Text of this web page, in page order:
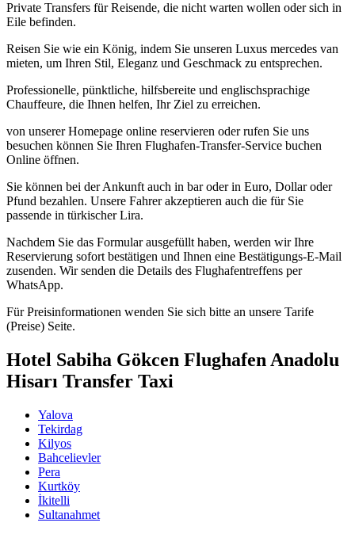
Private Transfers für Reisende, die nicht warten wollen oder sich in
Eile befinden.
Reisen Sie wie ein König, indem Sie unseren Luxus mercedes van
mieten, um Ihren Stil, Eleganz und Geschmack zu entsprechen.
Professionelle, pünktliche, hilfsbereite und englischsprachige
Chauffeure, die Ihnen helfen, Ihr Ziel zu erreichen.
von unserer Homepage online reservieren oder rufen Sie uns
besuchen können Sie Ihren Flughafen-Transfer-Service buchen
Online öffnen.
Sie können bei der Ankunft auch in bar oder in Euro, Dollar oder
Pfund bezahlen. Unsere Fahrer akzeptieren auch die für Sie
passende in türkischer Lira.
Nachdem Sie das Formular ausgefüllt haben, werden wir Ihre
Reservierung sofort bestätigen und Ihnen eine Bestätigungs-E-Mail
zusenden. Wir senden die Details des Flughafentreffens per
WhatsApp.
Für Preisinformationen wenden Sie sich bitte an unsere Tarife
(Preise) Seite.
Hotel Sabiha Gökcen Flughafen Anadolu
Hisarı Transfer Taxi
Yalova
Tekirdag
Kilyos
Bahcelievler
Pera
Kurtköy
İkitelli
Sultanahmet